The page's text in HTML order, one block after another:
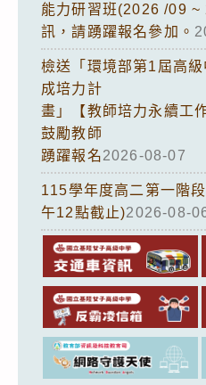
能力研習班(2026 /09 ~
訊，請踴躍報名參加。
檢送「環境部第1屆高
成培力計
畫」【教師培力永續工
鼓勵教師
踴躍報名2026-08-07
115學年度高二第一階
午12點截止)2026-08-